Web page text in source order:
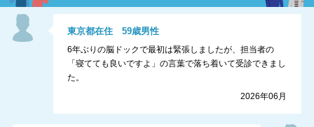
東京都在住59歳男性
6年ぶりの脳ドックで最初は緊張しましたが、担当者の
「寝てても良いですよ」の言葉で落ち着いて受診できまし
た。
2026年06月